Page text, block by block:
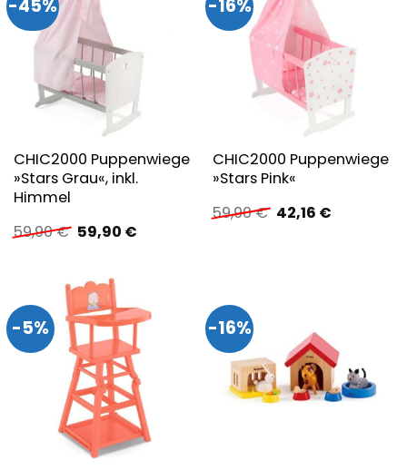
-45%
CHIC2000 Puppenwiege
»Stars Grau«, inkl.
Himmel
59,90€ Ursprünglicher
Preis
59,90 €
59,90 €Aktueller
-16%
CHIC2000 Puppenwiege
»Stars Pink«
59,90€ Ursprünglicher
Preis
42,16 €Aktueller
-5% -16%